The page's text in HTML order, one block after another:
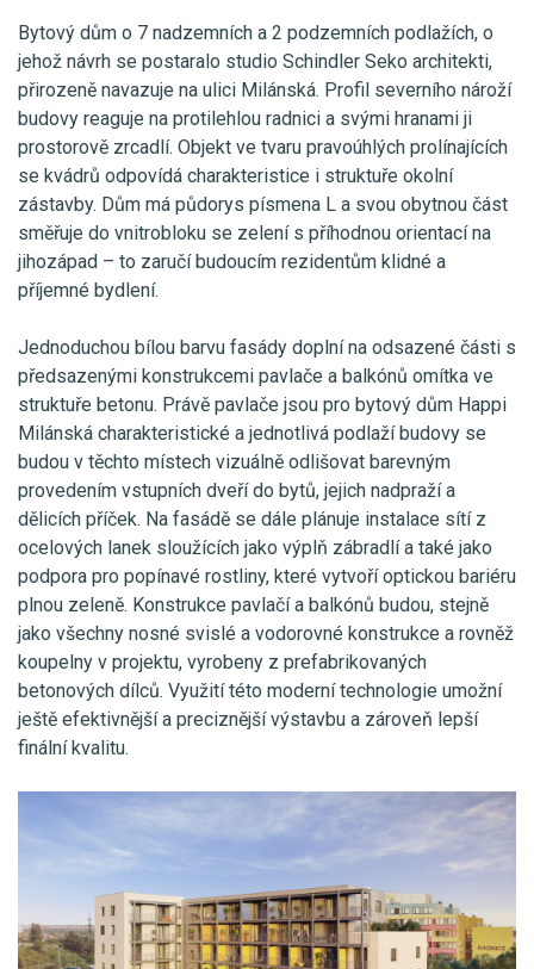
Bytový dům o 7 nadzemních a 2 podzemních podlažích, o
jehož návrh se postaralo studio Schindler Seko architekti,
přirozeně navazuje na ulici Milánská. Profil severního nároží
budovy reaguje na protilehlou radnici a svými hranami ji
prostorově zrcadlí. Objekt ve tvaru pravoúhlých prolínajících
se kvádrů odpovídá charakteristice i struktuře okolní
zástavby. Dům má půdorys písmena L a svou obytnou část
směřuje do vnitrobloku se zelení s příhodnou orientací na
jihozápad – to zaručí budoucím rezidentům klidné a
příjemné bydlení.
Jednoduchou bílou barvu fasády doplní na odsazené části s
předsazenými konstrukcemi pavlače a balkónů omítka ve
struktuře betonu. Právě pavlače jsou pro bytový dům Happi
Milánská charakteristické a jednotlivá podlaží budovy se
budou v těchto místech vizuálně odlišovat barevným
provedením vstupních dveří do bytů, jejich nadpraží a
dělicích příček. Na fasádě se dále plánuje instalace sítí z
ocelových lanek sloužících jako výplň zábradlí a také jako
podpora pro popínavé rostliny, které vytvoří optickou bariéru
plnou zeleně. Konstrukce pavlačí a balkónů budou, stejně
jako všechny nosné svislé a vodorovné konstrukce a rovněž
koupelny v projektu, vyrobeny z prefabrikovaných
betonových dílců. Využití této moderní technologie umožní
ještě efektivnější a preciznější výstavbu a zároveň lepší
finální kvalitu.